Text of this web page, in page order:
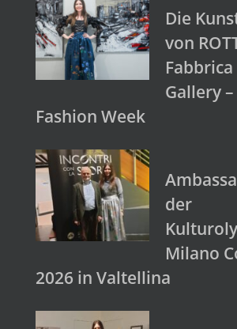
Die
von
Fabbrica
Gallery
Fashion Week
der
Milano
2026 in Valtellina